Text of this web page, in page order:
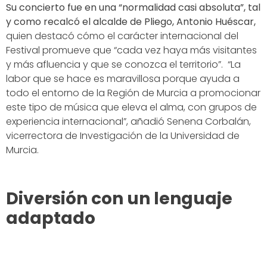
Su concierto fue en una “normalidad casi absoluta”, tal
y como recalcó el alcalde de Pliego, Antonio Huéscar,
quien destacó cómo el carácter internacional del
Festival promueve que “cada vez haya más visitantes
y más afluencia y que se conozca el territorio”. “La
labor que se hace es maravillosa porque ayuda a
todo el entorno de la Región de Murcia a promocionar
este tipo de música que eleva el alma, con grupos de
experiencia internacional”, añadió Senena Corbalán,
vicerrectora de Investigación de la Universidad de
Murcia.
Diversión con un lenguaje
adaptado